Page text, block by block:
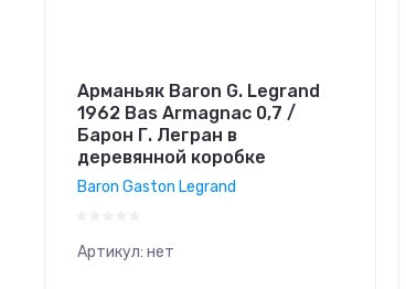
Арманьяк Baron G. Legrand
1962 Bas Armagnac 0,7 /
Барон Г. Легран в
деревянной коробке
Baron Gaston Legrand
Артикул: нет